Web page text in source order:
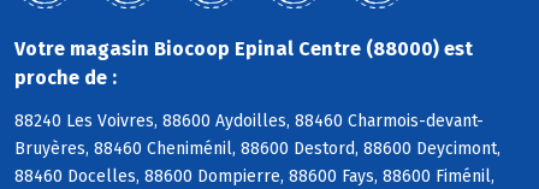
Votre magasin Biocoop Epinal Centre (88000) est
proche de :
88240 Les Voivres, 88600 Aydoilles, 88460 Charmois-devant-
Bruyères, 88460 Cheniménil, 88600 Destord, 88600 Deycimont,
88460 Docelles, 88600 Dompierre, 88600 Fays, 88600 Fiménil,